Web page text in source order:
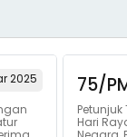
2025
75/
Hari